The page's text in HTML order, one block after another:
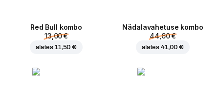
Red Bull kombo
13,00 €
alates 11,50 €
Nädalavahetuse kombo
44,60 €
alates 41,00 €